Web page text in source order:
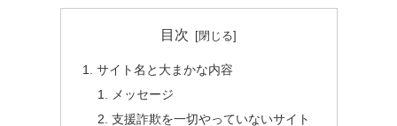
目次
サイト名と大まかな内容
メッセージ
支援詐欺を一切やっていないサイト